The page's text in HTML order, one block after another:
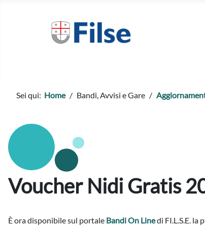
Sei qui: Home Bandi, Avvisi e Gare
Voucher Nidi Gratis
È ora disponibilesul portale Bandi On Linedi FI.L.S.E. la